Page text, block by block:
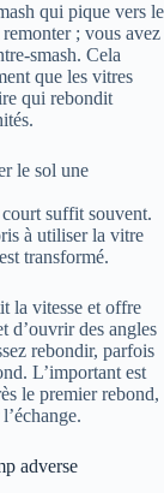
qui pique vers le
; vous avez
smash. Cela
que les vitres
qui rebondit
le sol une
court suffit souvent.
à utiliser la vitre
transformé.
la vitesse et offre
d’ouvrir des angles
rebondir, parfois
L’important est
le premier rebond,
adverse